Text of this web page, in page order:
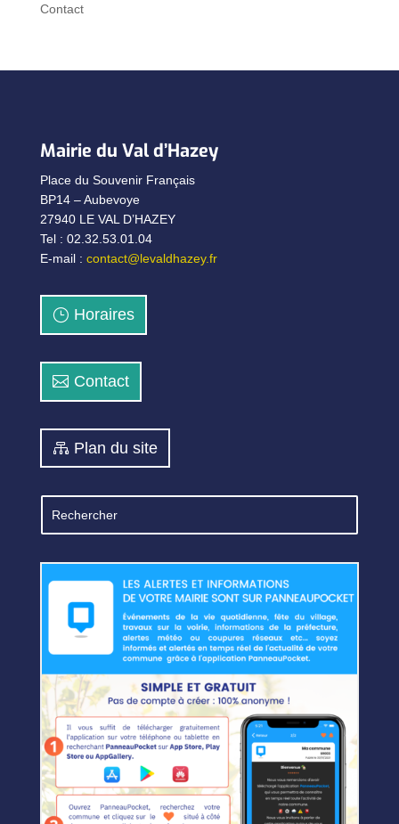
Contact
Mairie du Val d’Hazey
Place du Souvenir Français
BP14 – Aubevoye
27940 LE VAL D’HAZEY
Tel : 02.32.53.01.04
E-mail : contact@levaldhazey.fr
Horaires
Contact
Plan du site